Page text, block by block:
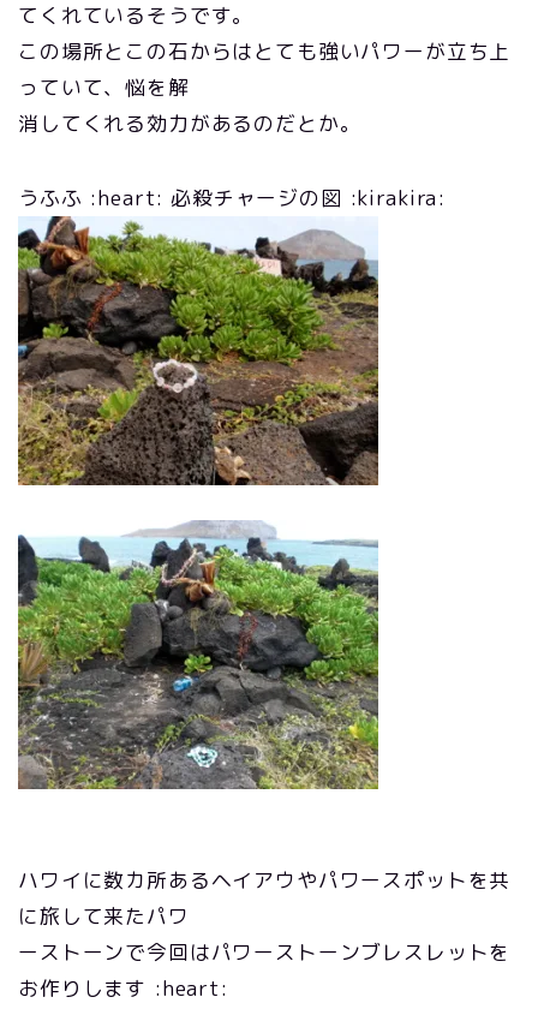
てくれているそうです。
この場所とこの石からはとても強いパワーが立ち上
っていて、悩を解
消してくれる効力があるのだとか。
うふふ :heart: 必殺チャージの図 :kirakira:
ハワイに数カ所あるヘイアウやパワースポットを共
に旅して来たパワ
ーストーンで今回はパワーストーンブレスレットを
お作りします :heart: